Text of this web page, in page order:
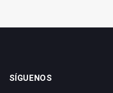
SÍGUENOS